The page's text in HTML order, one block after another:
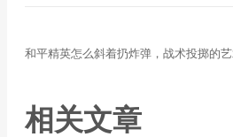
和平精英怎么斜着扔炸弹，战术投掷的
相关文章